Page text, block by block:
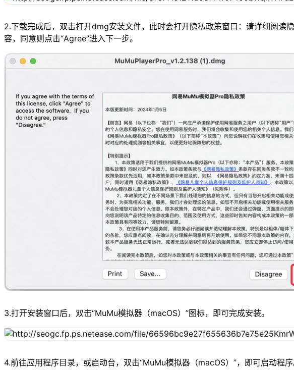
2.下载完成后，双击打开dmg安装文件，此时会打开隐私政策窗口：请详细阅读
容，同意则点击“Agree”进入下一步。
3.打开安装窗口后，双击“MuMu模拟器（macOS）”图标，即可完成安装。
4.前往应用程序目录，或启动台，双击“MuMu模拟器（macOS）”，即可启动程